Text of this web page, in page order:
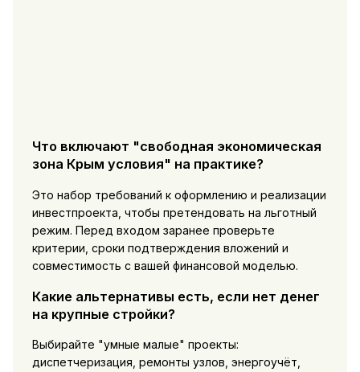
Что включают "свободная экономическая
зона Крым условия" на практике?
Это набор требований к оформлению и реализации
инвестпроекта, чтобы претендовать на льготный
режим. Перед входом заранее проверьте
критерии, сроки подтверждения вложений и
совместимость с вашей финансовой моделью.
Какие альтернативы есть, если нет денег
на крупные стройки?
Выбирайте "умные малые" проекты:
диспетчеризация, ремонты узлов, энергоучёт,